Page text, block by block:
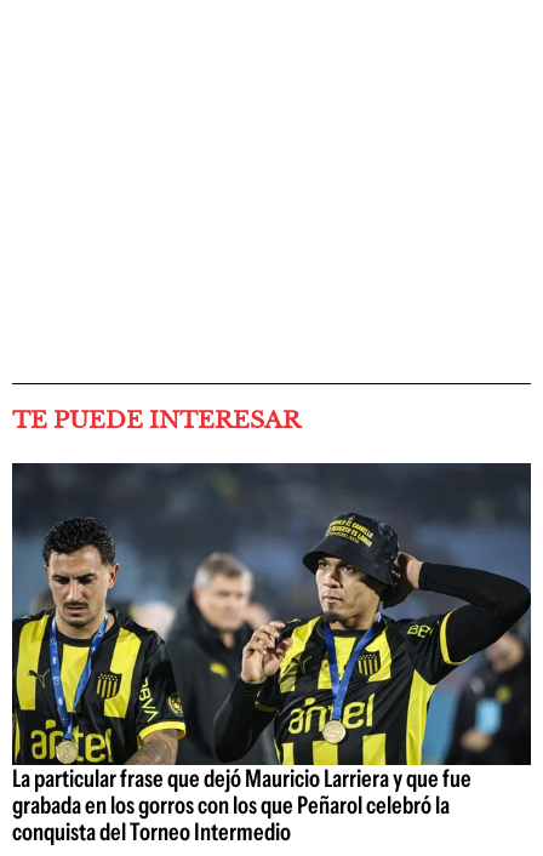
TE PUEDE INTERESAR
La particular frase que dejó Mauricio Larriera y que fue
grabada en los gorros con los que Peñarol celebró la
conquista del Torneo Intermedio